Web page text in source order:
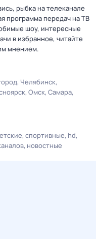
рыбка на телеканале
программа передач на ТВ
шоу, интересные
в избранное, читайте
мнением.
Челябинск
Омск Самара
спортивные hd
новостные